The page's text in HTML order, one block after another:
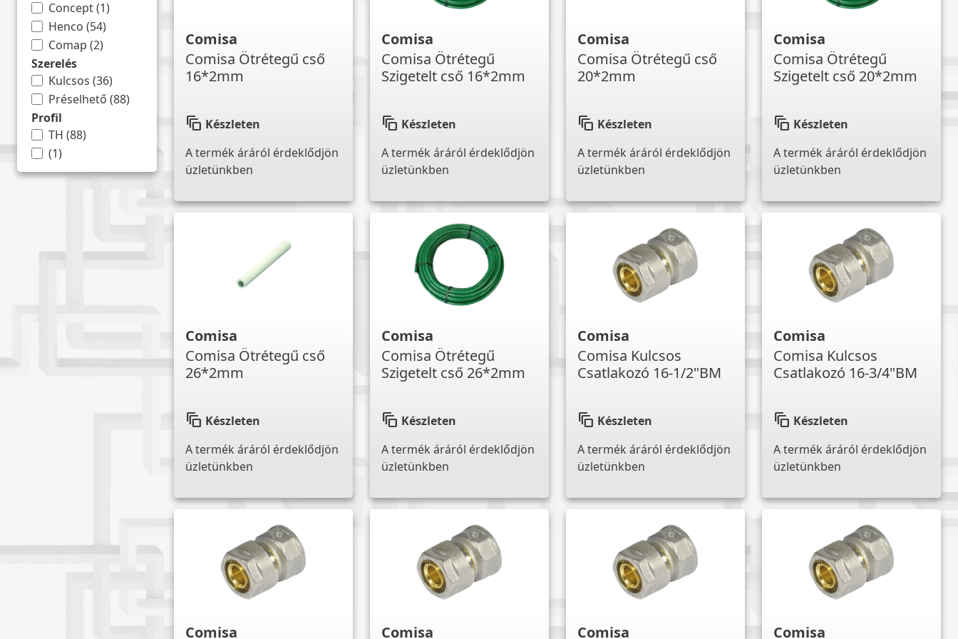
Concept(1)
Henco (54)
Comap (2)
Szerelés
Kulcsos (36)
Préselhető (88)
Profil
TH (88)
(1)
Comisa
Comisa Ötrétegű cső
16*2mm
auto_awesome_motion Készleten
A termék áráról érdeklődjön
üzletünkben
Comisa
Comisa Ötrétegű
Szigetelt cső 16*2mm
auto_awesome_motion Készleten
A termék áráról érdeklődjön
üzletünkben
Comisa
Comisa Ötrétegű cső
20*2mm
auto_awesome_motion Készleten
A termék áráról érdeklődjön
üzletünkben
Comisa
Comisa Ötrétegű
Szigetelt cső 20*2mm
auto_awesome_motion Készleten
A termék áráról érdeklődjön
üzletünkben
Comisa
Comisa Ötrétegű cső
26*2mm
auto_awesome_motion Készleten
A termék áráról érdeklődjön
üzletünkben
Comisa
Comisa Ötrétegű
Szigetelt cső 26*2mm
auto_awesome_motion Készleten
A termék áráról érdeklődjön
üzletünkben
Comisa
Comisa Kulcsos
Csatlakozó 16-1/2"BM
auto_awesome_motion Készleten
A termék áráról érdeklődjön
üzletünkben
Comisa
Comisa Kulcsos
Csatlakozó 16-3/4"BM
auto_awesome_motion Készleten
A termék áráról érdeklődjön
üzletünkben
Comisa Comisa Comisa Comisa